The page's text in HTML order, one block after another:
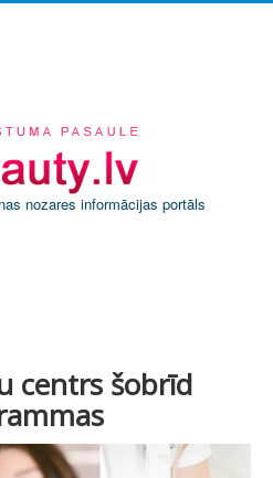
nozares informācijas portāls
centrs šobrīd